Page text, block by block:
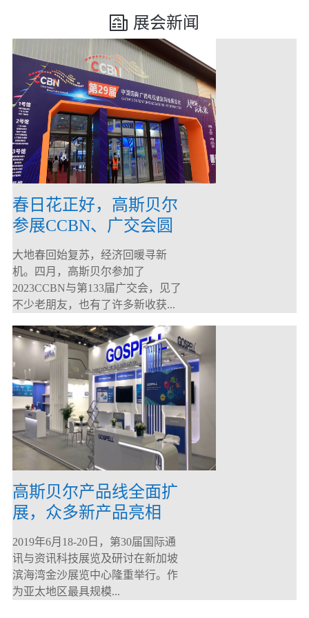
展会新闻
春日花正好，高斯贝尔
参展CCBN、广交会圆
满落幕！
大地春回始复苏，经济回暖寻新
机。四月，高斯贝尔参加了
2023CCBN与第133届广交会，见了
不少老朋友，也有了许多新收获...
高斯贝尔产品线全面扩
展，众多新产品亮相
CommunicAsia 2019
2019年6月18-20日，第30届国际通
讯与资讯科技展览及研讨在新加坡
滨海湾金沙展览中心隆重举行。作
为亚太地区最具规模...